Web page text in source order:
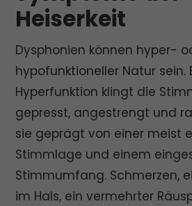
Heiserkeit
Dysphonien können hyper-
hypofunktioneller Natur sein.
Hyperfunktion klingt die
gepresst, angestrengt und
sie geprägt von einer meist
Stimmlage und einem
Stimmumfang. Schmerzen,
im Hals, ein vermehrter